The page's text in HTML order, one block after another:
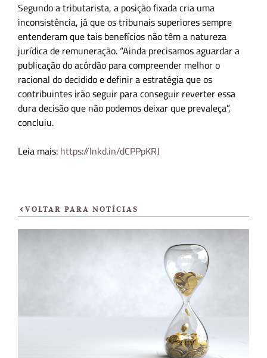
Segundo a tributarista, a posição fixada cria uma
inconsistência, já que os tribunais superiores sempre
entenderam que tais benefícios não têm a natureza
jurídica de remuneração. “Ainda precisamos aguardar a
publicação do acórdão para compreender melhor o
racional do decidido e definir a estratégia que os
contribuintes irão seguir para conseguir reverter essa
dura decisão que não podemos deixar que prevaleça”,
concluiu.
Leia mais: https://lnkd.in/dCPPpKRJ
VOLTAR PARA NOTÍCIAS